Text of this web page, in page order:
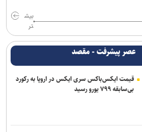
بیش
تر
عصر پیشرفت - مقصد
قیمت ایکس‌باکس سری ایکس در اروپا به رکورد
بی‌سابقه ۷۹۹ یورو رسید